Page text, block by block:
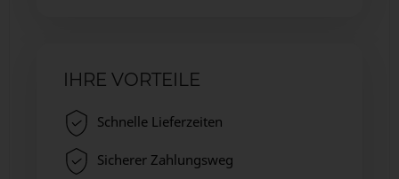
IHRE VORTEILE
Schnelle Lieferzeiten
Sicherer Zahlungsweg